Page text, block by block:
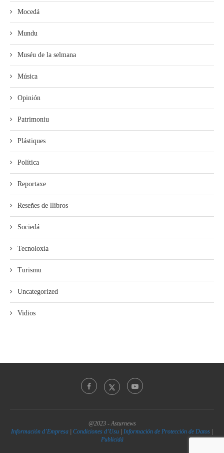
Mocedá
Mundu
Muséu de la selmana
Música
Opinión
Patrimoniu
Plástiques
Política
Reportaxe
Reseñes de llibros
Sociedá
Tecnoloxía
Turismu
Uncategorized
Vidios
@2023 - Asturnews
Información d’Empresa | Condiciones d’Usu | Información de Protección de Datos |
Publicidá